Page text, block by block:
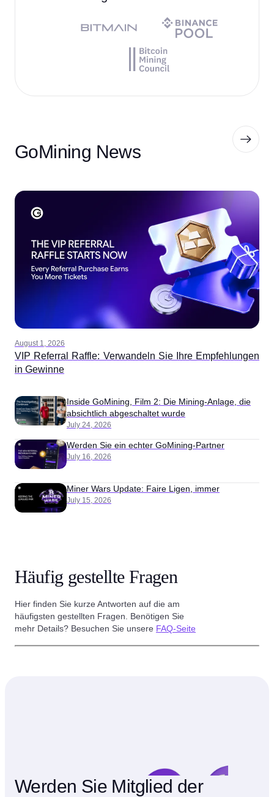
GoMining News
August 1, 2026
VIP Referral Raffle: Verwandeln Sie Ihre Empfehlungen
in Gewinne
July 24, 2026
Inside GoMining, Film 2: Die Mining-Anlage, die
absichtlich abgeschaltet wurde
July 16, 2026
Werden Sie ein echter GoMining-Partner
July 15, 2026
Miner Wars Update: Faire Ligen, immer
Häufig gestellte Fragen
Hier finden Sie kurze Antworten auf die am
häufigsten gestellten Fragen. Benötigen Sie
mehr Details? Besuchen Sie unsere FAQ-Seite
Werden Sie Mitglied der